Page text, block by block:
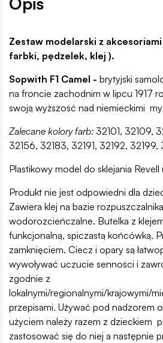
Zestaw modelarski z
farbki, pędzelek, klej ).
Sopwith F1 Camel - brytyjski
na froncie zachodnim w lipcu 1917
swoją wyższość nad niemieckimi
Zalecane kolory farb: 32101, 32109,
32156, 32183, 32191, 32192, 32199,
Plastikowy model do sklejania
Produkt nie jest odpowiedni dla
Zawiera klej na bazie
wodorozcieńczalne. Butelka z
funkcjonalną, spiczastą końcówką.
zamknięciem. Ciecz i opary są
wywoływać uczucie senności i
zgodnie z
lokalnymi/regionalnymi/krajowymi/
przepisami. Używać pod nadzorem
użyciem należy razem z dzieckiem
zastosować się do niej a następnie